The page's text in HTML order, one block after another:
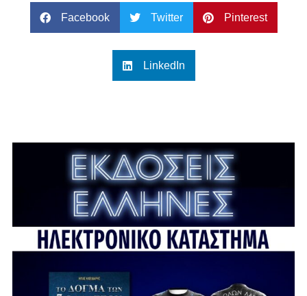
Facebook Twitter Pinterest
LinkedIn